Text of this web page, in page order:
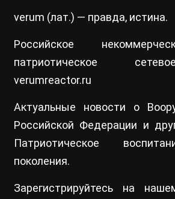
verum (лат.) — правда, истина.
Российское
патриотическое
verumreactor.ru
Актуальные новости о
Российской Федерации и
Патриотическое
поколения.
Зарегистрируйтесь на